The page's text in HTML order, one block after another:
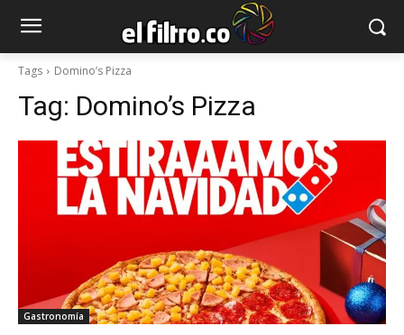
Tags Domino’s Pizza
Tag: Domino’s Pizza
Gastronomía